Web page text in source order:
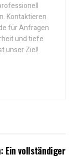
Kontaktieren
für Anfragen
und tiefe
unser Ziel!
Ein vollständiger